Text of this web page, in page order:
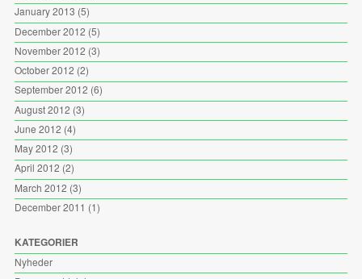
January 2013 (5)
December 2012 (5)
November 2012 (3)
October 2012 (2)
September 2012 (6)
August 2012 (3)
June 2012 (4)
May 2012 (3)
April 2012 (2)
March 2012 (3)
December 2011 (1)
KATEGORIER
Nyheder